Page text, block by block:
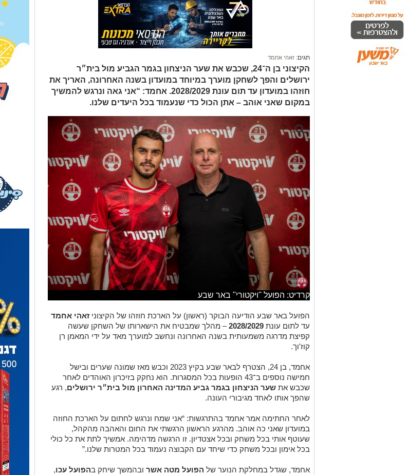
תגים: זאהי אחמד
הקיצוני בן ה־24, שכבש את שער הניצחון בגמר הגביע מול בית״ר
ירושלים והפך לשחקן מוערך במיוחד במועדון בשנה האחרונה, האריך את
חוזהו במועדון עד תום עונת 2028/2029. אחמד: “אני גאה ונרגש להמשיך
במקום שאני אוהב – אתן הכול כדי שנעמוד בכל היעדים שלנו.
קרדיט: הפועל ''ויקטורי'' באר שבע
הפועל באר שבע הודיעה הבוקר (ראשון) על הארכת חוזהו של הקיצוניזאהי אחמד
עד לתום עונת 2028/2029– מהלך שמבטיח את הישארותו של השחקן שעשה
קפיצת מדרגה משמעותית בשנה האחרונה ונחשב למוערך מאד על ידי המאמן רן
קוז'וך.
אחמד, בן 24, הצטרף לבאר שבע בקיץ 2023 וכבש מאז שמונה שערים ובישל
חמישה נוספים ב־43 הופעות בכל המסגרות. הוא נחקק בזיכרון האוהדים לאחר
שכבש את שער הניצחון בגמר גביע המדינה האחרון מול בית״ר ירושלים, רגע
שהפך אותו לאחד מגיבורי העונה.
לאחר החתימה אמר אחמד בהתרגשות: “אני שמח ונרגש לחתום על הארכת החוזה
במועדון שאני כה אוהב. מהרגע הראשון הרגשתי את החום והאהבה מהקהל,
שעוטף אותי בכל משחק ובכל אצטדיון. זו הרגשה מדהימה. אמשיך לתת את כל כולי
בכל אימון ובכל משחק כדי שיחד עם הקבוצה נעמוד בכל המטרות שלנו.”
אחמד, שגדל במחלקת הנוער של הפועל מטה אשר ובהמשך שיחק בהפועל עכו,